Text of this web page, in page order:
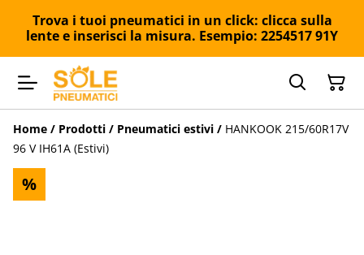
Trova i tuoi pneumatici in un click: clicca sulla
lente e inserisci la misura. Esempio: 2254517 91Y
Home / Prodotti / Pneumatici estivi / HANKOOK 215/60R17V
96 V IH61A (Estivi)
%